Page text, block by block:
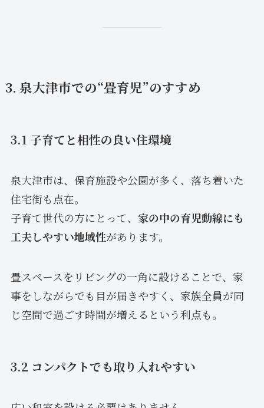
3. 泉大津市での“畳育児”のすすめ
3.1 子育てと相性の良い住環境
泉大津市は、保育施設や公園が多く、落ち着いた
住宅街も点在。
子育て世代の方にとって、 家の中の育児動線にも
工夫しやすい地域性があります。
畳スペースをリビングの一角に設けることで、家
事をしながらでも目が届きやすく、家族全員が同
じ空間で過ごす時間が増えるという利点も。
3.2 コンパクトでも取り入れやすい